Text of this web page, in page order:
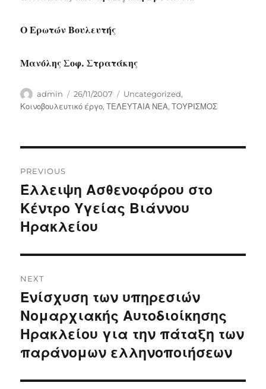
Ο Ερωτών Βουλευτής
Μανόλης Σοφ. Στρατάκης
Author
admin
Posted
on
26/11/2007 Categories
Uncategorized,
Κοινοβουλευτικό έργο,ΤΕΛΕΥΤΑΙΑ ΝΕΑ,ΤΟΥΡΙΣΜΟΣ
navigation
PREVIOUS
Previous
post:
Έλλειψη Ασθενοφόρου στο
Κέντρο Υγείας Βιάννου
Ηρακλείου
NEXT
Next
post:
Ενίσχυση των υπηρεσιών
Νομαρχιακής Αυτοδιοίκησης
Ηρακλείου για την πάταξη των
παράνομων ελληνοποιήσεων